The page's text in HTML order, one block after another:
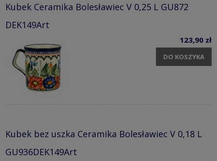
Kubek Ceramika Bolesławiec V 0,25 L GU872
DEK149Art
123,90 zł
DO KOSZYKA
Kubek bez uszka Ceramika Bolesławiec V 0,18 L
GU936DEK149Art